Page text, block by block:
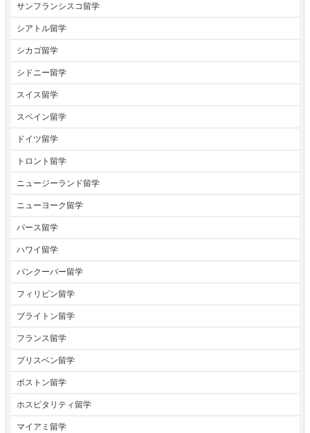
サンフランシスコ留学
シアトル留学
シカゴ留学
シドニー留学
スイス留学
スペイン留学
ドイツ留学
トロント留学
ニュージーランド留学
ニューヨーク留学
パース留学
ハワイ留学
バンクーバー留学
フィリピン留学
ブライトン留学
フランス留学
ブリスベン留学
ボストン留学
ホスピタリティ留学
マイアミ留学